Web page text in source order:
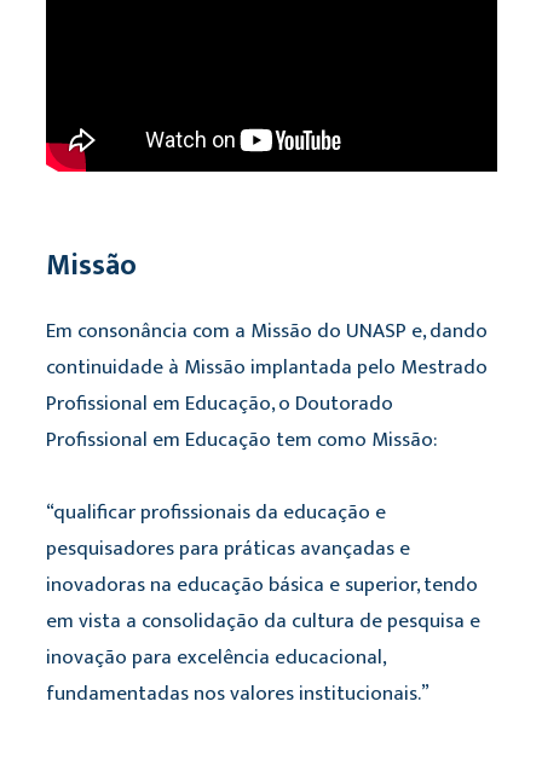
Missão
Em consonância com a Missão do UNASP e, dando
continuidade à Missão implantada pelo Mestrado
Profissional em Educação, o Doutorado
Profissional em Educação tem como Missão:
“qualificar profissionais da educação e
pesquisadores para práticas avançadas e
inovadoras na educação básica e superior, tendo
em vista a consolidação da cultura de pesquisa e
inovação para excelência educacional,
fundamentadas nos valores institucionais.”